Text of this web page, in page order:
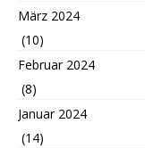
März 2024
(10)
Februar 2024
(8)
Januar 2024
(14)